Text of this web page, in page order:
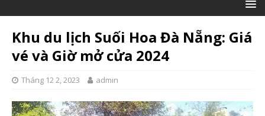
Khu du lịch Suối Hoa Đà Nẵng: Giá
vé và Giờ mở cửa 2024
Tháng 12 2, 2023 admin